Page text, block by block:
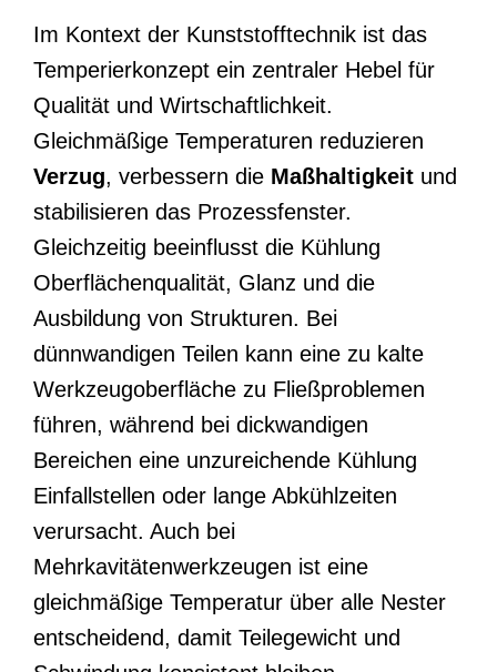
Im Kontext der Kunststofftechnik ist das
Temperierkonzept ein zentraler Hebel für
Qualität und Wirtschaftlichkeit.
Gleichmäßige Temperaturen reduzieren
Verzug, verbessern die Maßhaltigkeit und
stabilisieren das Prozessfenster.
Gleichzeitig beeinflusst die Kühlung
Oberflächenqualität, Glanz und die
Ausbildung von Strukturen. Bei
dünnwandigen Teilen kann eine zu kalte
Werkzeugoberfläche zu Fließproblemen
führen, während bei dickwandigen
Bereichen eine unzureichende Kühlung
Einfallstellen oder lange Abkühlzeiten
verursacht. Auch bei
Mehrkavitätenwerkzeugen ist eine
gleichmäßige Temperatur über alle Nester
entscheidend, damit Teilegewicht und